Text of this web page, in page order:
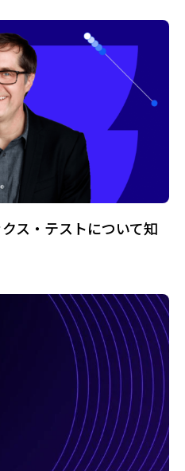
ス・テストについて知